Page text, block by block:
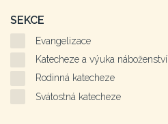
SEKCE
Evangelizace
Katecheze a výuka náboženství
Rodinná katecheze
Svátostná katecheze